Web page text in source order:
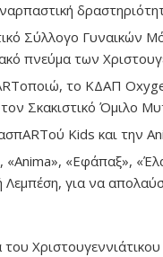
Σύλλογο Γυναικών
πνεύμα των
το ΚΔΑΠ
Σκακιστικό Όμιλο
Kids και την
«Εφάπαξ»,
για να
του